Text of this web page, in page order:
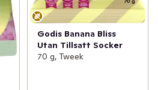
Godis Banana Bliss
Utan Tillsatt Socker
70 g, Tweek